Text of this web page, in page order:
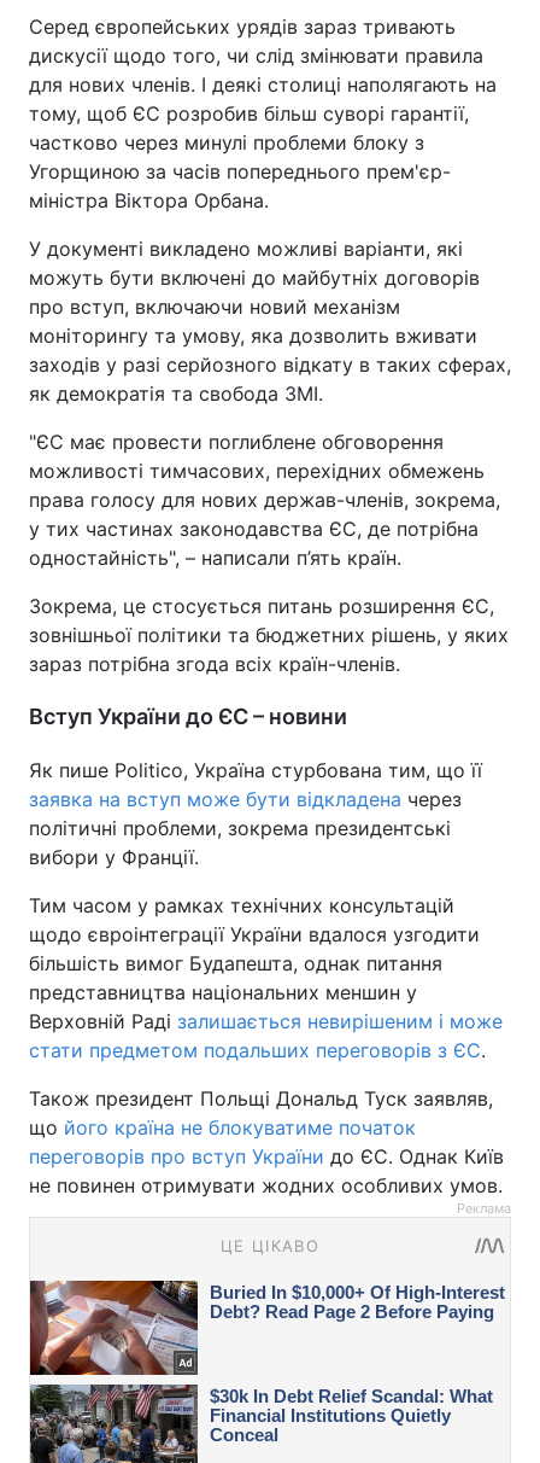
Серед європейських урядів зараз тривають
дискусії щодо того, чи слід змінювати правила
для нових членів. І деякі столиці наполягають на
тому, щоб ЄС розробив більш суворі гарантії,
частково через минулі проблеми блоку з
Угорщиною за часів попереднього прем'єр-
міністра Віктора Орбана.
У документі викладено можливі варіанти, які
можуть бути включені до майбутніх договорів
про вступ, включаючи новий механізм
моніторингу та умову, яка дозволить вживати
заходів у разі серйозного відкату в таких сферах,
як демократія та свобода ЗМІ.
"ЄС має провести поглиблене обговорення
можливості тимчасових, перехідних обмежень
права голосу для нових держав-членів, зокрема,
у тих частинах законодавства ЄС, де потрібна
одностайність", – написали п’ять країн.
Зокрема, це стосується питань розширення ЄС,
зовнішньої політики та бюджетних рішень, у яких
зараз потрібна згода всіх країн-членів.
Вступ України до ЄС – новини
Як пише Politico, Україна стурбована тим, що її
заявка на вступ може бути відкладена через
політичні проблеми, зокрема президентські
вибори у Франції.
Тим часом у рамках технічних консультацій
щодо євроінтеграції України вдалося узгодити
більшість вимог Будапешта, однак питання
представництва національних меншин у
Верховній Раді залишається невирішеним і може
стати предметом подальших переговорів з ЄС.
Також президент Польщі Дональд Туск заявляв,
що його країна не блокуватиме початок
переговорів про вступ України до ЄС. Однак Київ
не повинен отримувати жодних особливих умов.
Реклама